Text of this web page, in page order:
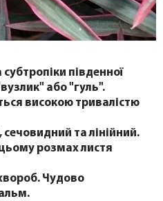
південної
або "гуль".
високою тривалістю
та лінійний.
розмах листя
Чудово